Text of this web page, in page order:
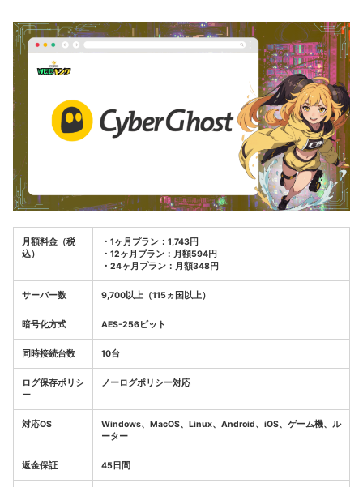
月額料金（税
込）
・1ヶ月プラン：1,743円
・12ヶ月プラン：月額594円
・24ヶ月プラン：月額348円
サーバー数 9,700以上（115ヵ国以上）
暗号化方式 AES-256ビット
同時接続台数 10台
ログ保存ポリシ
ー
ノーログポリシー対応
対応OS
Windows、MacOS、Linux、Android、iOS、ゲーム機、ル
ーター
返金保証 45日間